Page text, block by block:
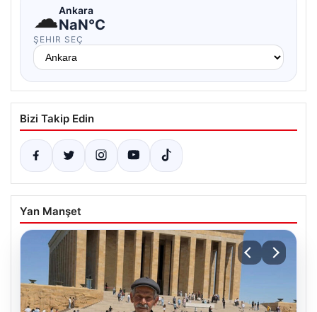
☁Ankara
NaN°C
ŞEHIR SEÇ
Bizi Takip Edin
Yan Manşet